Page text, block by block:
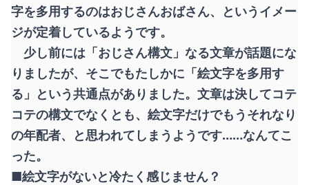
字を多用するのはおじさんおばさん、というイメー
ジが定着しているようです。
少し前には「おじさん構文」なる文章が話題にな
りましたが、そこでもたしかに「絵文字を多用す
る」という共通点がありました。文章は決してコテ
コテの構文でなくとも、絵文字だけでもうそれなり
の年配者、と思われてしまうようです……なんてこ
った。
■絵文字がないと冷たく感じません？